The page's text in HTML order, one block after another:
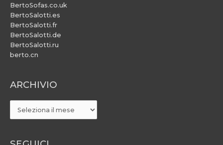
BertoSofas.co.uk
BertoSalotti.es
BertoSalotti.fr
BertoSalotti.de
BertoSalotti.ru
berto.cn
ARCHIVIO
ARCHIVIO